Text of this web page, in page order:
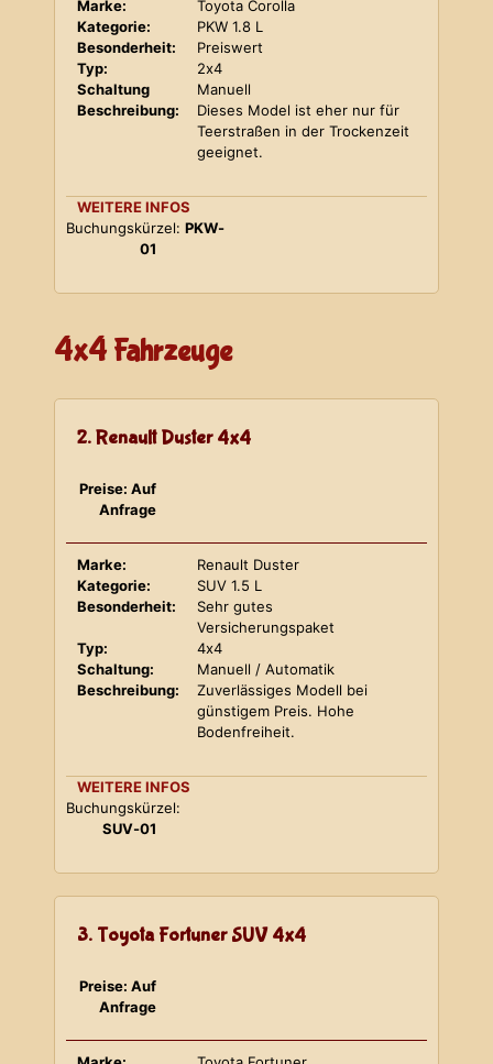
Marke:
Toyota Corolla
Kategorie:
PKW 1.8 L
Besonderheit:
Preiswert
Typ:
2x4
Schaltung
Manuell
Beschreibung:
Dieses Model ist eher nur für
Teerstraßen in der Trockenzeit
geeignet.
WEITERE INFOS
Buchungskürzel: PKW-
01
4x4 Fahrzeuge
2. Renault Duster 4x4
Preise: Auf
Anfrage
Marke:
Renault Duster
Kategorie:
SUV 1.5 L
Besonderheit:
Sehr gutes
Versicherungspaket
Typ:
4x4
Schaltung:
Manuell / Automatik
Beschreibung:
Zuverlässiges Modell bei
günstigem Preis. Hohe
Bodenfreiheit.
WEITERE INFOS
Buchungskürzel:
SUV-01
3. Toyota Fortuner SUV 4x4
Preise: Auf
Anfrage